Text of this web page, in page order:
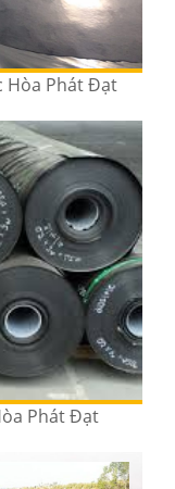
Hòa Phát Đạt
Phát Đạt